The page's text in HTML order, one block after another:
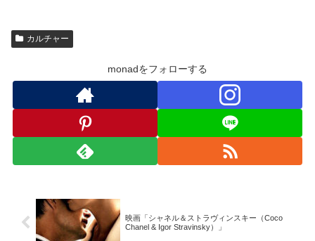
カルチャー
monadをフォローする
映画「シャネル＆ストラヴィンスキー（Coco
Chanel & Igor Stravinsky）」